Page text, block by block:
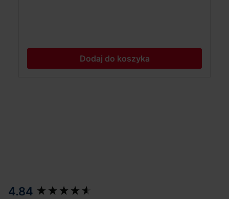
Dodaj do koszyka
4.84
New content loaded